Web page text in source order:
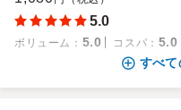
5.0
ボリューム ： 5.0 コスパ ： 5.0
すべて